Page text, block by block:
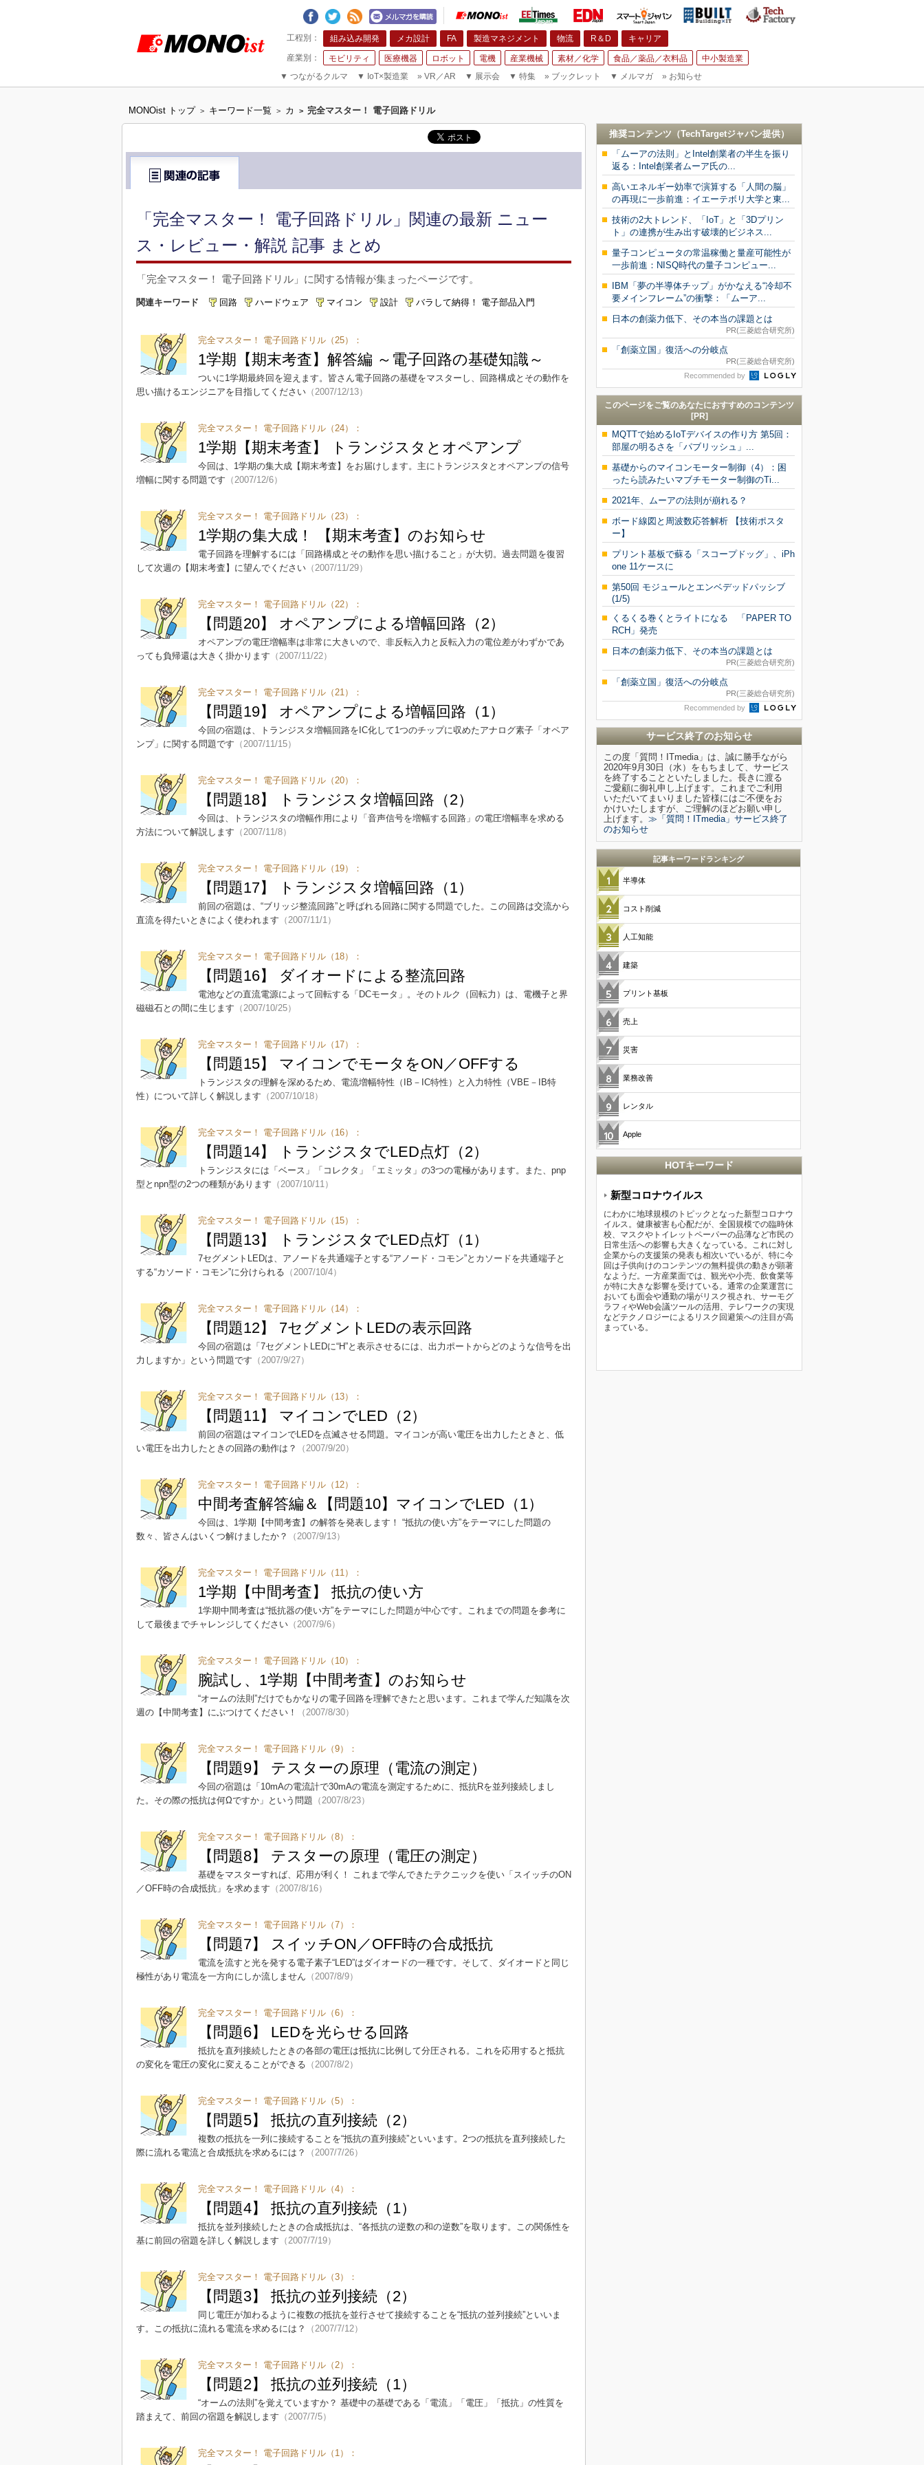
組み込み開発 メカ設計 FA 製造マネジメント 物流 R＆D キャリア
モビリティ 医療機器 ロボット 電機 産業機械 素材／化学 食品／薬品／衣料品
中小製造業
▼ つながるクルマ ▼ IoT×製造業 » VR／AR ▼ 展示会 ▼ 特集 » ブックレット ▼ メルマガ » お知らせ
MONOist トップ > キーワード一覧 > カ > 完全マスター！ 電子回路ドリル
「完全マスター！ 電子回路ドリル」関連の最新 ニュー
ス・レビュー・解説 記事 まとめ
「完全マスター！ 電子回路ドリル」に関する情報が集まったページです。
関連キーワード 回路 ハードウェア マイコン 設計 バラして納得！ 電子部品入門
完全マスター！ 電子回路ドリル（25）：
1学期【期末考査】解答編 ～電子回路の基礎知識～
ついに1学期最終回を迎えます。皆さん電子回路の基礎をマスターし、回路構成とその動作を
思い描けるエンジニアを目指してください （2007/12/13）
完全マスター！ 電子回路ドリル（24）：
1学期【期末考査】 トランジスタとオペアンプ
今回は、1学期の集大成【期末考査】をお届けします。主にトランジスタとオペアンプの信号
増幅に関する問題です （2007/12/6）
完全マスター！ 電子回路ドリル（23）：
1学期の集大成！ 【期末考査】のお知らせ
電子回路を理解するには「回路構成とその動作を思い描けること」が大切。過去問題を復習
して次週の【期末考査】に望んでください （2007/11/29）
完全マスター！ 電子回路ドリル（22）：
【問題20】 オペアンプによる増幅回路（2）
オペアンプの電圧増幅率は非常に大きいので、非反転入力と反転入力の電位差がわずかであ
っても負帰還は大きく掛かります （2007/11/22）
完全マスター！ 電子回路ドリル（21）：
【問題19】 オペアンプによる増幅回路（1）
今回の宿題は、トランジスタ増幅回路をIC化して1つのチップに収めたアナログ素子「オペア
ンプ」に関する問題です （2007/11/15）
完全マスター！ 電子回路ドリル（20）：
【問題18】 トランジスタ増幅回路（2）
今回は、トランジスタの増幅作用により「音声信号を増幅する回路」の電圧増幅率を求める
方法について解説します （2007/11/8）
完全マスター！ 電子回路ドリル（19）：
【問題17】 トランジスタ増幅回路（1）
前回の宿題は、“ブリッジ整流回路”と呼ばれる回路に関する問題でした。この回路は交流から
直流を得たいときによく使われます （2007/11/1）
完全マスター！ 電子回路ドリル（18）：
【問題16】 ダイオードによる整流回路
電池などの直流電源によって回転する「DCモータ」。そのトルク（回転力）は、電機子と界
磁磁石との間に生じます （2007/10/25）
完全マスター！ 電子回路ドリル（17）：
【問題15】 マイコンでモータをON／OFFする
トランジスタの理解を深めるため、電流増幅特性（IB－IC特性）と入力特性（VBE－IB特
性）について詳しく解説します （2007/10/18）
完全マスター！ 電子回路ドリル（16）：
【問題14】 トランジスタでLED点灯（2）
トランジスタには「ベース」「コレクタ」「エミッタ」の3つの電極があります。また、pnp
型とnpn型の2つの種類があります （2007/10/11）
完全マスター！ 電子回路ドリル（15）：
【問題13】 トランジスタでLED点灯（1）
7セグメントLEDは、アノードを共通端子とする“アノード・コモン”とカソードを共通端子と
する“カソード・コモン”に分けられる （2007/10/4）
完全マスター！ 電子回路ドリル（14）：
【問題12】 7セグメントLEDの表示回路
今回の宿題は「7セグメントLEDに“H”と表示させるには、出力ポートからどのような信号を出
力しますか」という問題です （2007/9/27）
完全マスター！ 電子回路ドリル（13）：
【問題11】 マイコンでLED（2）
前回の宿題はマイコンでLEDを点滅させる問題。マイコンが高い電圧を出力したときと、低
い電圧を出力したときの回路の動作は？
（2007/9/20）
完全マスター！ 電子回路ドリル（12）：
中間考査解答編＆【問題10】マイコンでLED（1）
今回は、1学期【中間考査】の解答を発表します！ “抵抗の使い方”をテーマにした問題の
数々、皆さんはいくつ解けましたか？
（2007/9/13）
完全マスター！ 電子回路ドリル（11）：
1学期【中間考査】 抵抗の使い方
1学期中間考査は“抵抗器の使い方”をテーマにした問題が中心です。これまでの問題を参考に
して最後までチャレンジしてください （2007/9/6）
完全マスター！ 電子回路ドリル（10）：
腕試し、1学期【中間考査】のお知らせ
“オームの法則”だけでもかなりの電子回路を理解できたと思います。これまで学んだ知識を次
週の【中間考査】にぶつけてください！
（2007/8/30）
完全マスター！ 電子回路ドリル（9）：
【問題9】 テスターの原理（電流の測定）
今回の宿題は「10mAの電流計で30mAの電流を測定するために、抵抗Rを並列接続しまし
た。その際の抵抗は何Ωですか」という問題
（2007/8/23）
完全マスター！ 電子回路ドリル（8）：
【問題8】 テスターの原理（電圧の測定）
基礎をマスターすれば、応用が利く！ これまで学んできたテクニックを使い「スイッチのON
／OFF時の合成抵抗」を求めます （2007/8/16）
完全マスター！ 電子回路ドリル（7）：
【問題7】 スイッチON／OFF時の合成抵抗
電流を流すと光を発する電子素子“LED”はダイオードの一種です。そして、ダイオードと同じ
極性があり電流を一方向にしか流しません （2007/8/9）
完全マスター！ 電子回路ドリル（6）：
【問題6】 LEDを光らせる回路
抵抗を直列接続したときの各部の電圧は抵抗に比例して分圧される。これを応用すると抵抗
の変化を電圧の変化に変えることができる （2007/8/2）
完全マスター！ 電子回路ドリル（5）：
【問題5】 抵抗の直列接続（2）
複数の抵抗を一列に接続することを“抵抗の直列接続”といいます。2つの抵抗を直列接続した
際に流れる電流と合成抵抗を求めるには？
（2007/7/26）
完全マスター！ 電子回路ドリル（4）：
【問題4】 抵抗の直列接続（1）
抵抗を並列接続したときの合成抵抗は、“各抵抗の逆数の和の逆数”を取ります。この関係性を
基に前回の宿題を詳しく解説します （2007/7/19）
完全マスター！ 電子回路ドリル（3）：
【問題3】 抵抗の並列接続（2）
同じ電圧が加わるように複数の抵抗を並行させて接続することを“抵抗の並列接続”といいま
す。この抵抗に流れる電流を求めるには？
（2007/7/12）
完全マスター！ 電子回路ドリル（2）：
【問題2】 抵抗の並列接続（1）
“オームの法則”を覚えていますか？ 基礎中の基礎である「電流」「電圧」「抵抗」の性質を
踏まえて、前回の宿題を解説します （2007/7/5）
完全マスター！ 電子回路ドリル（1）：
推奨コンテンツ（TechTargetジャパン提供）
「ムーアの法則」とIntel創業者の半生を振り
返る：Intel創業者ムーア氏の...
高いエネルギー効率で演算する「人間の脳」
の再現に一歩前進：イエーテボリ大学と東...
技術の2大トレンド、「IoT」と「3Dプリン
ト」の連携が生み出す破壊的ビジネス...
量子コンピュータの常温稼働と量産可能性が
一歩前進：NISQ時代の量子コンピュー...
IBM「夢の半導体チップ」がかなえる“冷却不
要メインフレーム”の衝撃：「ムーア...
日本の創薬力低下、その本当の課題とは
PR(三菱総合研究所)
「創薬立国」復活への分岐点
PR(三菱総合研究所)
Recommended by
このページをご覧のあなたにおすすめのコンテンツ
[PR]
MQTTで始めるIoTデバイスの作り方 第5回：
部屋の明るさを「パブリッシュ」...
基礎からのマイコンモーター制御（4）：困
ったら読みたいマブチモーター制御のTi...
2021年、ムーアの法則が崩れる？
ボード線図と周波数応答解析 【技術ポスタ
ー】
プリント基板で蘇る「スコープドッグ」、iPh
one 11ケースに
第50回 モジュールとエンベデッドパッシブ
(1/5)
くるくる巻くとライトになる 「PAPER TO
RCH」発売
日本の創薬力低下、その本当の課題とは
PR(三菱総合研究所)
「創薬立国」復活への分岐点
PR(三菱総合研究所)
Recommended by
サービス終了のお知らせ
この度「質問！ITmedia」は、誠に勝手ながら
2020年9月30日（水）をもちまして、サービス
を終了することといたしました。長きに渡る
ご愛顧に御礼申し上げます。これまでご利用
いただいてまいりました皆様にはご不便をお
かけいたしますが、ご理解のほどお願い申し
上げます。 ≫「質問！ITmedia」サービス終了
のお知らせ
記事キーワードランキング
半導体
コスト削減
人工知能
建築
プリント基板
売上
災害
業務改善
レンタル
Apple
HOTキーワード
新型コロナウイルス
にわかに地球規模のトピックとなった新型コロナウ
イルス。健康被害も心配だが、全国規模での臨時休
校、マスクやトイレットペーパーの品薄など市民の
日常生活への影響も大きくなっている。これに対し
企業からの支援策の発表も相次いでいるが、特に今
回は子供向けのコンテンツの無料提供の動きが顕著
なようだ。一方産業面では、観光や小売、飲食業等
が特に大きな影響を受けている。通常の企業運営に
おいても面会や通勤の場がリスク視され、サーモグ
ラフィやWeb会議ツールの活用、テレワークの実現
などテクノロジーによるリスク回避策への注目が高
まっている。